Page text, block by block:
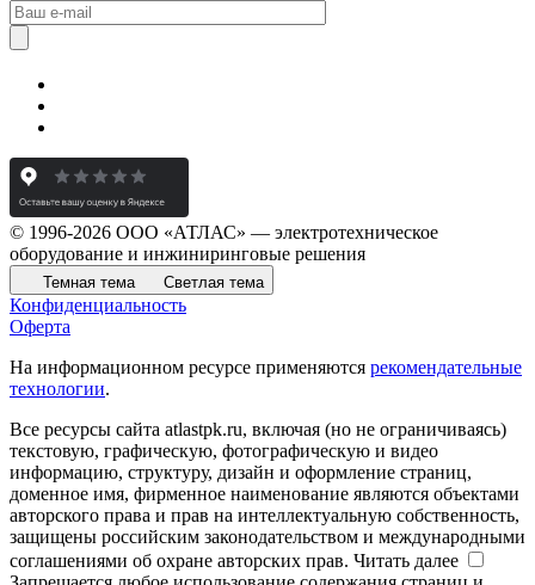
© 1996-2026 ООО «АТЛАС» — электротехническое
оборудование и инжиниринговые решения
Темная тема Светлая тема
Конфиденциальность
Оферта
На информационном ресурсе применяются рекомендательные
технологии.
Все ресурсы сайта atlastpk.ru, включая (но не ограничиваясь)
текстовую, графическую, фотографическую и видео
информацию, структуру, дизайн и оформление страниц,
доменное имя, фирменное наименование являются объектами
авторского права и прав на интеллектуальную собственность,
защищены российским законодательством и международными
соглашениями об охране авторских прав. Читать далее